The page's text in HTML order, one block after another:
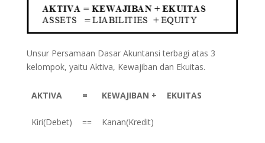
Unsur Persamaan Dasar Akuntansi terbagi atas 3
kelompok, yaitu Aktiva, Kewajiban dan Ekuitas.
AKTIVA = KEWAJIBAN + EKUITAS
Kiri(Debet) == Kanan(Kredit)